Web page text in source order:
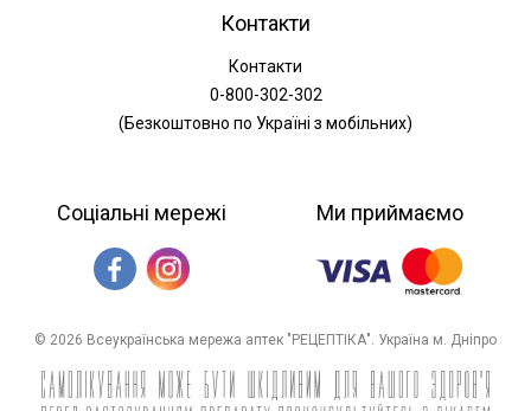
Контакти
Контакти
0-800-302-302
(Безкоштовно по Україні з мобільних)
Соціальні мережі Ми приймаємо
© 2026 Всеукраїнська мережа аптек "РЕЦЕПТІКА". Україна м. Дніпро